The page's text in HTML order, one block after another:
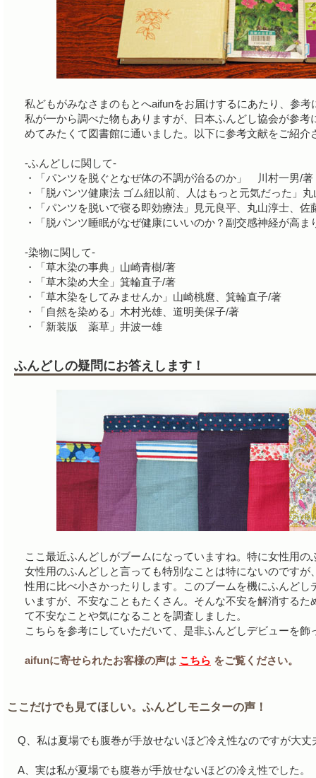
私どもがみなさまのもとへaifunをお届けするにあたり、参
私が一から調べた物もありますが、日本ふんどし協会が参
めてみたくて図書館に通いました。以下に参考文献をご紹介
-ふんどしに関して-
・「パンツを脱ぐとなぜ体の不調が治るのか」 川村一男/著
・「脱パンツ健康法 ゴム紐以前、人はもっと元気だった」
・「パンツを脱いで寝る即効療法」見元良平、丸山淳士、佐
・「脱パンツ睡眠がなぜ健康にいいのか？副交感神経が高
-染物に関して-
・「草木染の事典」山崎青樹/著
・「草木染め大全」箕輪直子/著
・「草木染をしてみませんか」山崎桃麿、箕輪直子/著
・「自然を染める」木村光雄、道明美保子/著
・「新装版 薬草」井波一雄
ふんどしの疑問にお答えします！
ここ最近ふんどしがブームになっていますね。特に女性用
女性用のふんどしと言っても特別なことは特にないのです
性用に比べ小さかったりします。このブームを機にふんど
いますが、不安なこともたくさん。そんな不安を解消する
て不安なことや気になることを調査しました。
こちらを参考にしていただいて、是非ふんどしデビューを飾
aifunに寄せられたお客様の声は こちら をご覧ください。
ここだけでも見てほしい。ふんどしモニターの声！
Q、私は夏場でも腹巻が手放せないほど冷え性なのですが大丈
A、実は私が夏場でも腹巻が手放せないほどの冷え性でした。